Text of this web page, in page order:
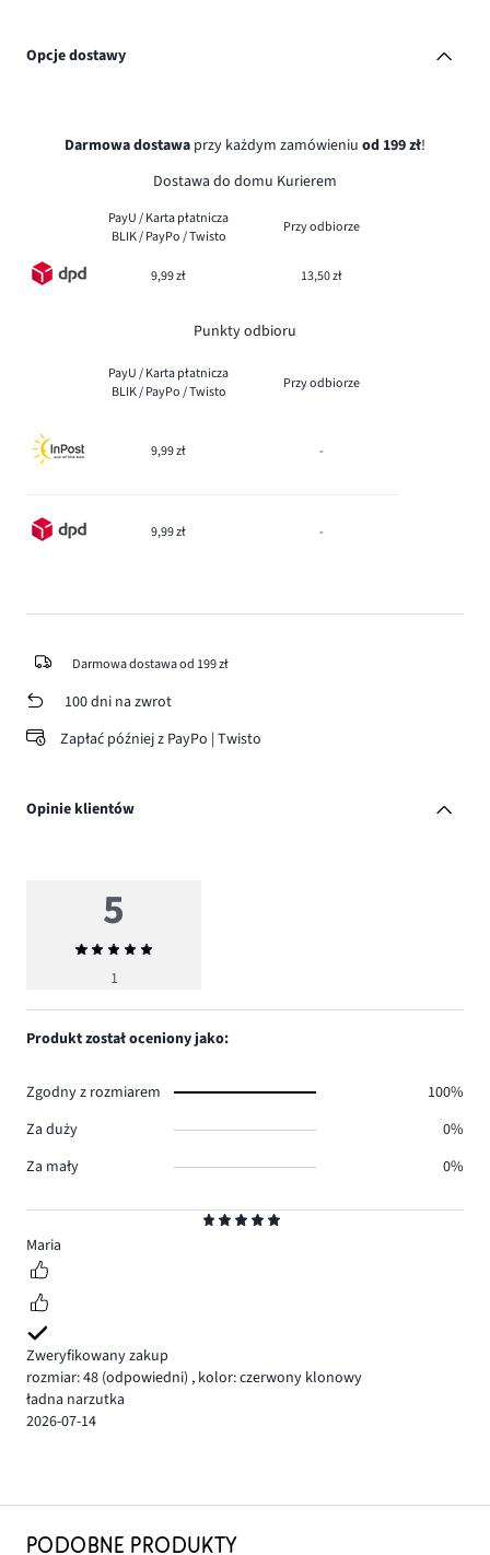
Opcje dostawy
Darmowa dostawa przy każdym zamówieniu od 199 zł!
Dostawa do domu Kurierem
PayU / Karta płatnicza
BLIK / PayPo / Twisto
Przy odbiorze
9,99 zł 13,50 zł
Punkty odbioru
PayU / Karta płatnicza
BLIK / PayPo / Twisto
Przy odbiorze
9,99 zł -
9,99 zł -
Darmowa dostawa od 199 zł
100 dni na zwrot
Zapłać później z PayPo | Twisto
Opinie klientów
5
Maria
Zweryfikowany zakup
rozmiar: 48 (odpowiedni) , kolor: czerwony klonowy
ładna narzutka
2026-07-14
5
Średnia
ocena
1
Produkt został oceniony jako:
Zgodny z rozmiarem
100%
Za duży
0%
Za mały
0%
PODOBNE PRODUKTY